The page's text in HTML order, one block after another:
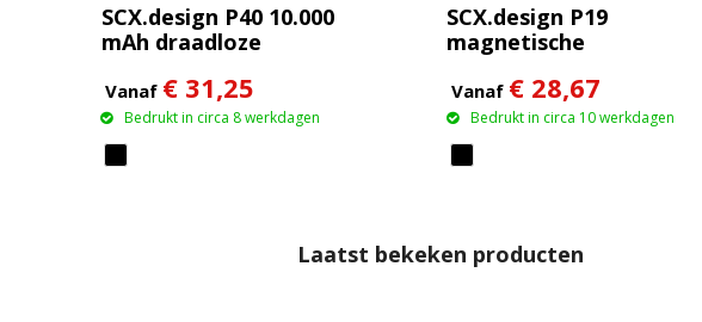
SCX.design P40 10.000
mAh draadloze
met oplichtend
Vanaf € 31,25
Bedrukt in circa 8 werkdagen
SCX.design P19
magnetische
van 5000 mAh 5 W
Vanaf € 28,67
Bedrukt in circa 10 werkdagen
Laatst bekeken producten